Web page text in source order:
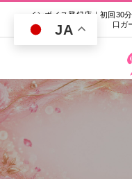
インボイス登録店｜初回30
口ガ
JA